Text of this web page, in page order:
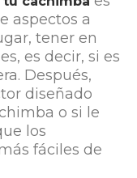
aspectos a
tener en
es decir, si es
Después,
diseñado
o si le
los
fáciles de